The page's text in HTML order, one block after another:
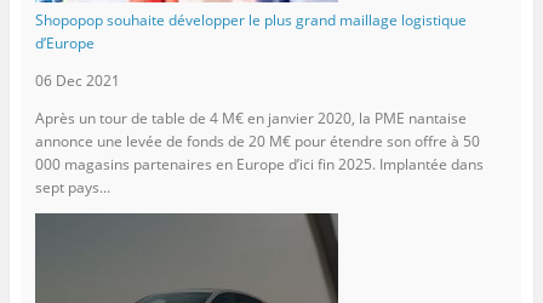
Shopopop souhaite développer le plus grand maillage logistique
d’Europe
06 Dec 2021
Après un tour de table de 4 M€ en janvier 2020, la PME nantaise
annonce une levée de fonds de 20 M€ pour étendre son offre à 50
000 magasins partenaires en Europe d’ici fin 2025. Implantée dans
sept pays...